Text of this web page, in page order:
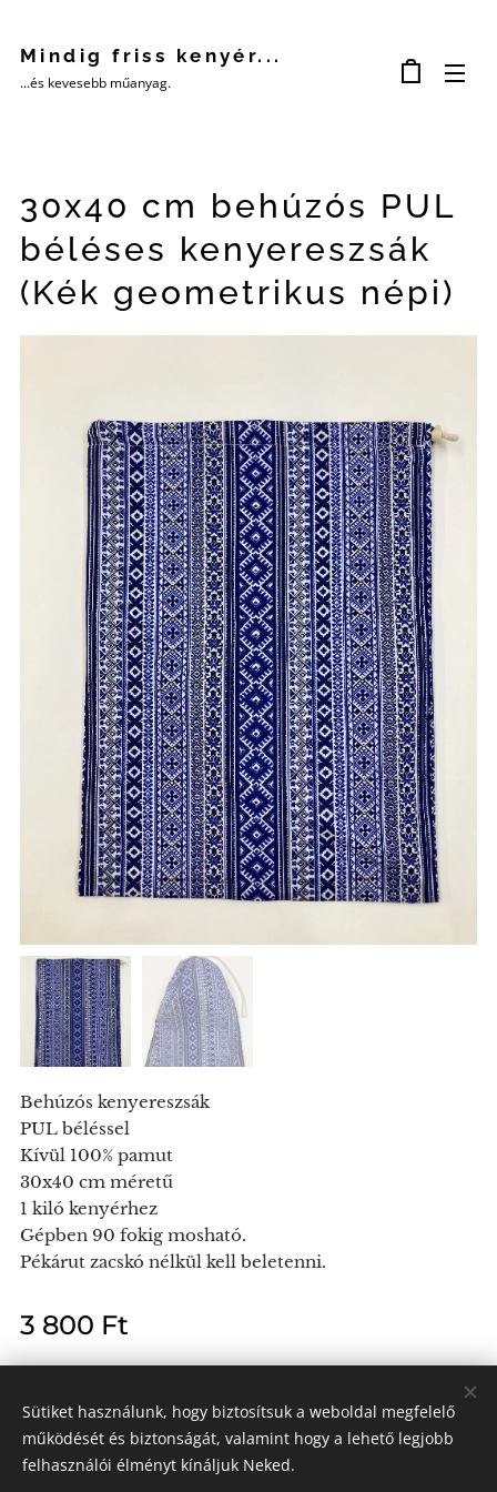
Mindig friss kenyér...
...és kevesebb műanyag.
30x40 cm behúzós PUL
béléses kenyereszsák
(Kék geometrikus népi)
Behúzós kenyereszsák
PUL béléssel
Kívül 100% pamut
30x40 cm méretű
1 kiló kenyérhez
Gépben 90 fokig mosható.
Pékárut zacskó nélkül kell beletenni.
3 800 Ft
Kendra László e.v.
Minden jog fenntartva 2024
Sütiket használunk, hogy biztosítsuk a weboldal megfelelő
működését és biztonságát, valamint hogy a lehető legjobb
felhasználói élményt kínáljuk Neked.